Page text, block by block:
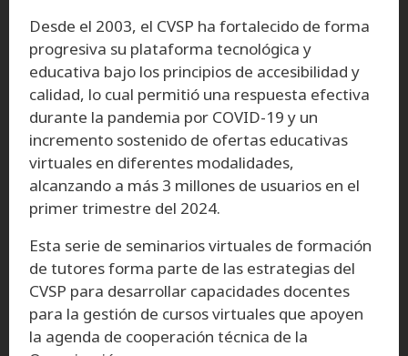
Desde el 2003, el CVSP ha fortalecido de forma
progresiva su plataforma tecnológica y
educativa bajo los principios de accesibilidad y
calidad, lo cual permitió una respuesta efectiva
durante la pandemia por COVID-19 y un
incremento sostenido de ofertas educativas
virtuales en diferentes modalidades,
alcanzando a más 3 millones de usuarios en el
primer trimestre del 2024.
Esta serie de seminarios virtuales de formación
de tutores forma parte de las estrategias del
CVSP para desarrollar capacidades docentes
para la gestión de cursos virtuales que apoyen
la agenda de cooperación técnica de la